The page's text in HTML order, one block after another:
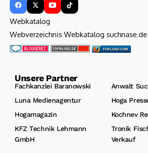
Webkatalog
Webverzeichnis Webkatalog suchnase.de
FOXLOAD.COM
Unsere Partner
Fachkanzlei Baranowski
Anwalt
Luna Medienagentur
Hoga
Hogamagazin
Kochnev
KFZ Technik Lehmann
GmbH
Tronik
Verkauf